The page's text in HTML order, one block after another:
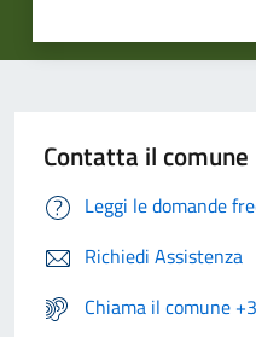
Contatta il comune
Leggi le domande
Richiedi Assistenza
Chiama il comune